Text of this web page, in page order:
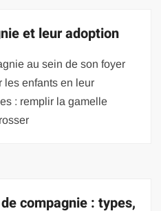
et leur adoption
au sein de son foyer
les enfants en leur
: remplir la gamelle
compagnie : types,